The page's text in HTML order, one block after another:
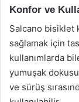
Konfor ve
Salcano bisiklet
sağlamak için
kullanımlarda
yumuşak
ve sürüş